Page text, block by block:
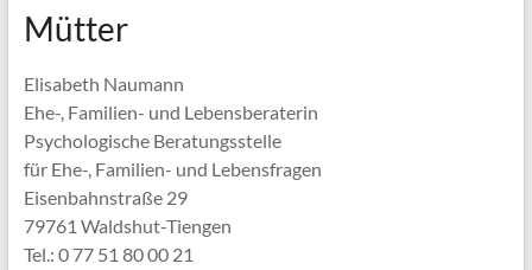
Mütter
Elisabeth Naumann
Ehe-, Familien- und Lebensberaterin
Psychologische Beratungsstelle
für Ehe-, Familien- und Lebensfragen
Eisenbahnstraße 29
79761 Waldshut-Tiengen
Tel.: 0 77 51 80 00 21